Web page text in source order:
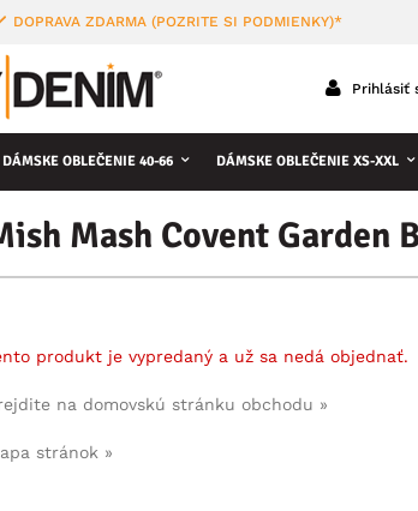
DOPRAVA ZDARMA (POZRITE SI PODMIENKY)*
Prihlásiť
DÁMSKE OBLEČENIE 40-66 DÁMSKE OBLEČENIE XS-XXL
Mash Covent Garden
produkt je vypredaný a už sa nedá objednať.
na domovskú stránku obchodu »
stránok »